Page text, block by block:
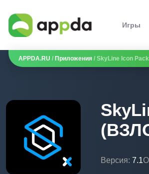
Игры
APPDA.RU / Приложения / SkyLine Icon
Версия: 7.1